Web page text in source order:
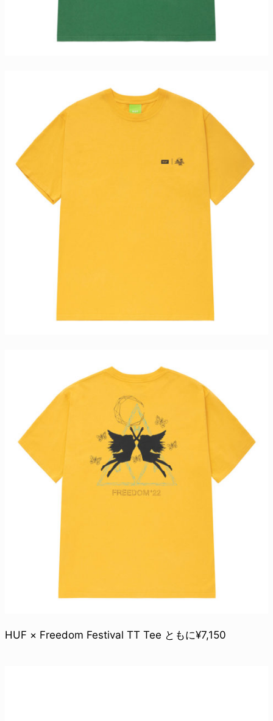
HUF × Freedom Festival TT Tee ともに¥7,150